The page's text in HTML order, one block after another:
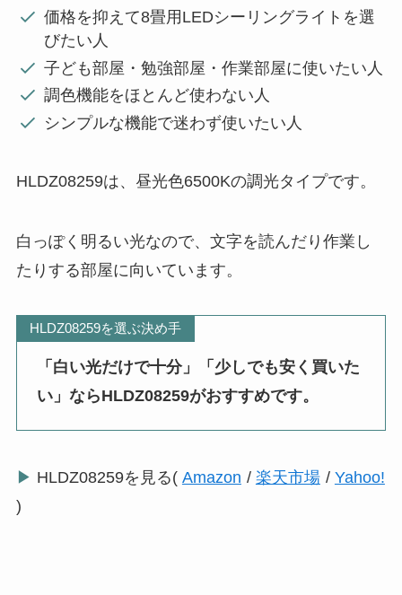
価格を抑えて8畳用LEDシーリングライトを選
びたい人
子ども部屋・勉強部屋・作業部屋に使いたい人
調色機能をほとんど使わない人
シンプルな機能で迷わず使いたい人
HLDZ08259は、昼光色6500Kの調光タイプです。
白っぽく明るい光なので、文字を読んだり作業し
たりする部屋に向いています。
HLDZ08259を選ぶ決め手
「白い光だけで十分」「少しでも安く買いた
い」ならHLDZ08259がおすすめです。
▶ HLDZ08259を見る( Amazon / 楽天市場 / Yahoo!
)